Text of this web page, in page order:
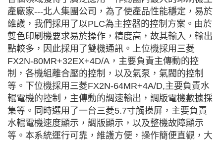
產廠家---北人集團公司，為了使產品性能穩定，易於
維護，我們採用了以PLC為主控器的控制方案。由於
雙色印刷機要求易於操作，精度高，故其輸入，輸出
點較多，因此採用了雙機通訊。上位機採用三菱
FX2N-80MR+32EX+4D/A，主要負責主傳動的控
制，各機組離合壓的控制，以及氣泵，氣閥的控制
等。下位機採用三菱FX2N-64MR+4A/D,主要負責水
輥電機的控制，主傳動的調速輸出，調版電機數據採
集等。同時選用了一台三菱5.7寸觸摸屏，主要負責
水輥電機速度顯示，調版顯示，以及整機故障顯示
等。本系統運行可靠，維護方便，操作簡便直觀，大